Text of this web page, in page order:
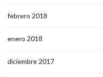
febrero 2018
enero 2018
diciembre 2017